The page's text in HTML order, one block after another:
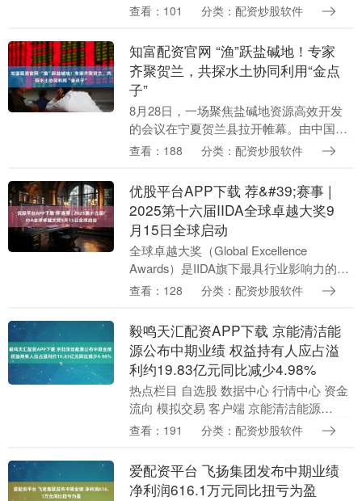
经济报道记者郑青亭 北京报道 8月28日下
京....
查看：101 分类：配资炒股软件
知富配资官网 “渔”跃盐碱地！专家
齐聚贺兰，共探水土协同利用“金点
子”
8月28日，一场聚焦盐碱地资源高效开发
的会议在宁夏贺兰县拉开帷幕。由中国水
产科学研究院携手全国水产技术推广总
体化渔农综合利....
查看：188 分类：配资炒股软件
优股平台APP下载 荐&#39;赛事 |
2025第十六届IIDA全球卓越大奖9
月15日全球启动
全球卓越大奖（Global Excellence
Awards）是IIDA旗下最具行业影响力的赛
事之一，共分为十五个类别，从商业空
查看：128 分类：配资炒股软件
毅鸣天汇配资APP下载 京能清洁能
源公布中期业绩 权益持有人应占溢
利约19.83亿元同比减少4.98%
热点栏目 自选股 数据中心 行情中心 资金
流向 模拟交易 客户端 京能清洁能源
（00579）公布2025年中期业绩，收入约
查看：191 分类：配资炒股软件
爱配资平台 飞扬集团发布中期业绩
净利润616.1万元同比扭亏为盈